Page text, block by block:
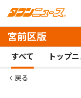
宮前区版
すべて トップ
戻る